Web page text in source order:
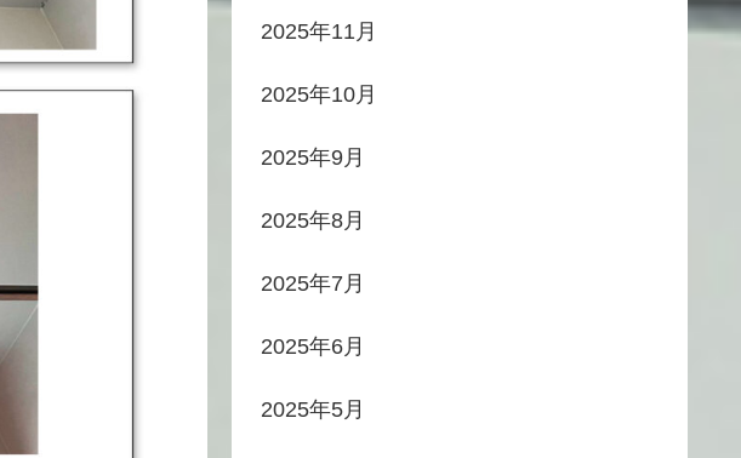
2025年11月
2025年10月
2025年9月
2025年8月
2025年7月
2025年6月
2025年5月